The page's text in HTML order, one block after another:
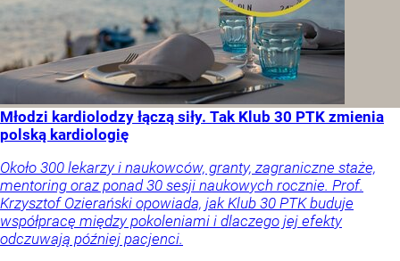
Młodzi kardiolodzy łączą siły. Tak Klub 30 PTK zmienia
polską kardiologię
Około 300 lekarzy i naukowców, granty, zagraniczne staże,
mentoring oraz ponad 30 sesji naukowych rocznie. Prof.
Krzysztof Ozierański opowiada, jak Klub 30 PTK buduje
współpracę między pokoleniami i dlaczego jej efekty
odczuwają później pacjenci.